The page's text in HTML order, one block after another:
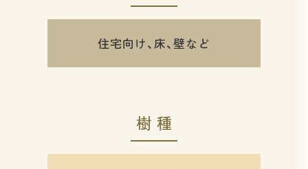
住宅向け、床、壁など
樹種